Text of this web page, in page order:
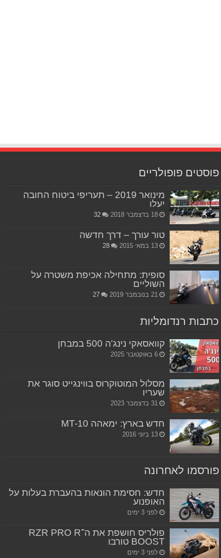
פוסטים פופולריים
מינואר 2019 – תעריפי ביטוח החובה
יעלו
18 בדצמבר 2018 32
טור עורך – דרך חדשה
13 במאי 2015 28
סופית: מתחילה אכיפת משטרה על
השוליים
21 בנובמבר 2019 27
כתבות רנדומליות
קוואסאקי נינג'ה 500 במבחן
6 באוקטובר 2025
מסלול המוטוקרוס בווינגייט סוגר את
שעריו
31 בדצמבר 2023
חדש בארץ: ימאהה MT-10
13 ביוני 2016
פורסמו לאחרונה
חדש: חסימת הונאות בהעברת בעלות על
האופנוע
לפני 3 ימים
פולריס חושפת את ה־RZR PRO R
BOOST טורבו
לפני 3 ימים